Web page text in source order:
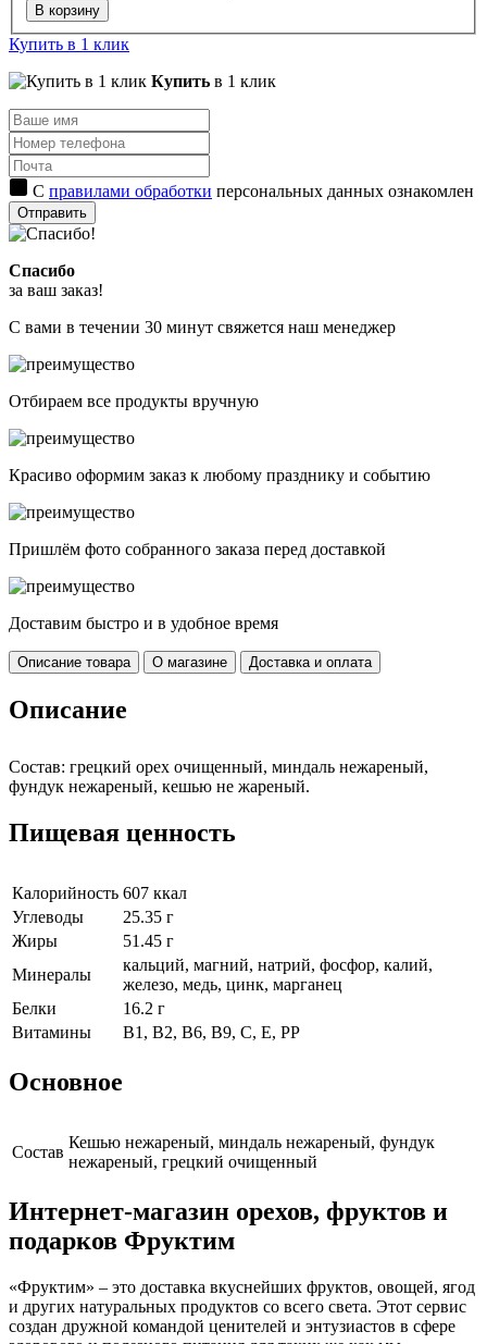
В корзину
Купить в 1 клик
Купить в 1 клик
С правилами обработки персональных данных ознакомлен
Отправить
Спасибо
за ваш заказ!
С вами в течении 30 минут свяжется наш менеджер
Отбираем все продукты вручную
Красиво оформим заказ к любому празднику и событию
Пришлём фото собранного заказа перед доставкой
Доставим быстро и в удобное время
Описание товара О магазине Доставка и оплата
Описание
Состав: грецкий орех очищенный, миндаль нежареный,
фундук нежареный, кешью не жареный.
Пищевая ценность
Калорийность 607 ккал
Углеводы
25.35 г
Жиры
51.45 г
Минералы
кальций, магний, натрий, фосфор, калий,
железо, медь, цинк, марганец
Белки
16.2 г
Витамины
В1, В2, В6, В9, С, Е, РР
Основное
Cостав
Кешью нежареный, миндаль нежареный, фундук
нежареный, грецкий очищенный
Интернет-магазин орехов, фруктов и
подарков Фруктим
«Фруктим» – это доставка вкуснейших фруктов, овощей, ягод
и других натуральных продуктов со всего света. Этот сервис
создан дружной командой ценителей и энтузиастов в сфере